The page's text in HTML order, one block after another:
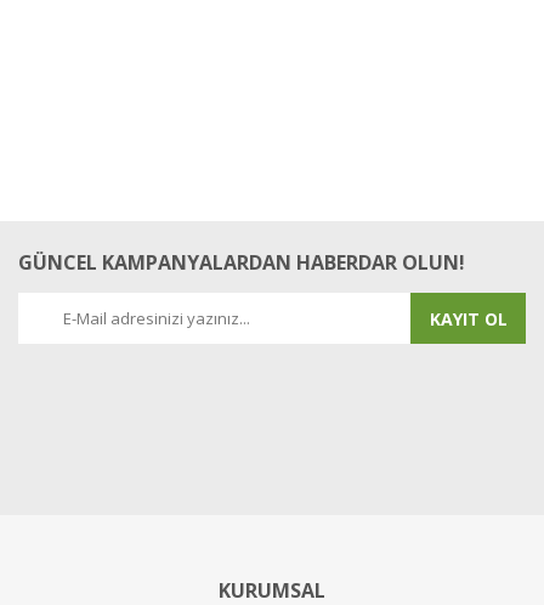
GÜNCEL KAMPANYALARDAN HABERDAR OLUN!
KAYIT OL
KURUMSAL